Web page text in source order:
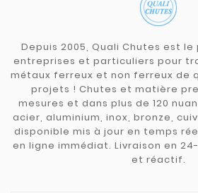
Depuis 2005, Quali Chutes est le
entreprises et particuliers pour
métaux ferreux et non ferreux de
projets ! Chutes et matière
mesures et dans plus de 120
acier, aluminium, inox, bronze,
disponible mis à jour en temps
en ligne immédiat. Livraison en
et réactif.